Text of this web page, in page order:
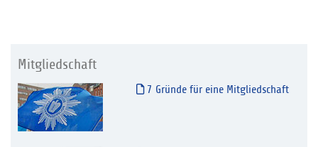
Mitgliedschaft
7 Gründe für eine Mitgliedschaft